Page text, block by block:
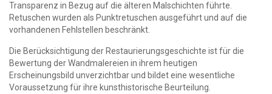
Transparenz in Bezug auf die älteren Malschichten führte.
Retuschen wurden als Punktretuschen ausgeführt und auf die
vorhandenen Fehlstellen beschränkt.
Die Berücksichtigung der Restaurierungsgeschichte ist für die
Bewertung der Wandmalereien in ihrem heutigen
Erscheinungsbild unverzichtbar und bildet eine wesentliche
Voraussetzung für ihre kunsthistorische Beurteilung.